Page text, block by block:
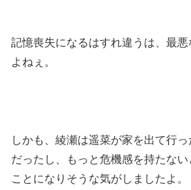
記憶喪失になるはすれ違うは、最
よねぇ。
しかも、綾瀬は遥菜が家を出て行
だったし、もっと危機感を持たな
ことになりそうな気がしましたよ。